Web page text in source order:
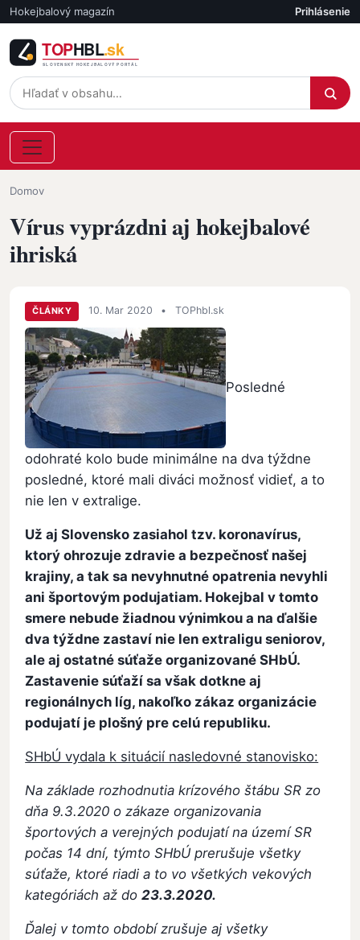
Skočiť na hlavný obsah
Hokejbalový magazín Účet
Prihlásenie
Omrvinka
Domov
Vírus vyprázdni aj hokejbalové
ihriská
ČLÁNKY 10. Mar 2020 • TOPhbl.sk
Posledné
odohraté kolo bude minimálne na dva týždne
posledné, ktoré mali diváci možnosť vidieť, a to
nie len v extralige.
Už aj Slovensko zasiahol tzv. koronavírus,
ktorý ohrozuje zdravie a bezpečnosť našej
krajiny, a tak sa nevyhnutné opatrenia nevyhli
ani športovým podujatiam. Hokejbal v tomto
smere nebude žiadnou výnimkou a na ďalšie
dva týždne zastaví nie len extraligu seniorov,
ale aj ostatné súťaže organizované SHbÚ.
Zastavenie súťaží sa však dotkne aj
regionálnych líg, nakoľko zákaz organizácie
podujatí je plošný pre celú republiku.
SHbÚ vydala k situácií nasledovné stanovisko:
Na základe rozhodnutia krízového štábu SR zo
dňa 9.3.2020 o zákaze organizovania
športových a verejných podujatí na území SR
počas 14 dní, týmto SHbÚ prerušuje všetky
súťaže, ktoré riadi a to vo všetkých vekových
kategóriách až do23.3.2020.
Ďalej v tomto období zrušuje aj všetky